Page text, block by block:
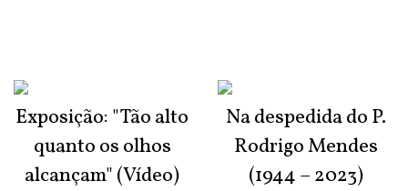
Exposição: "Tão alto
quanto os olhos
alcançam" (Vídeo)
Na despedida do P.
Rodrigo Mendes
(1944 – 2023)